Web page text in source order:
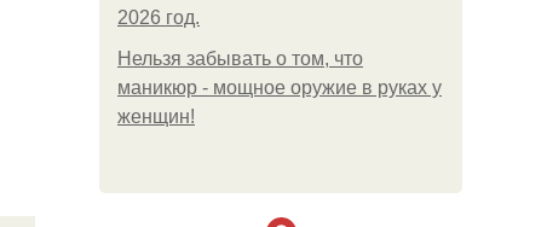
2026 год.
Нельзя забывать о том, что
маникюр - мощное оружие в руках у
женщин!